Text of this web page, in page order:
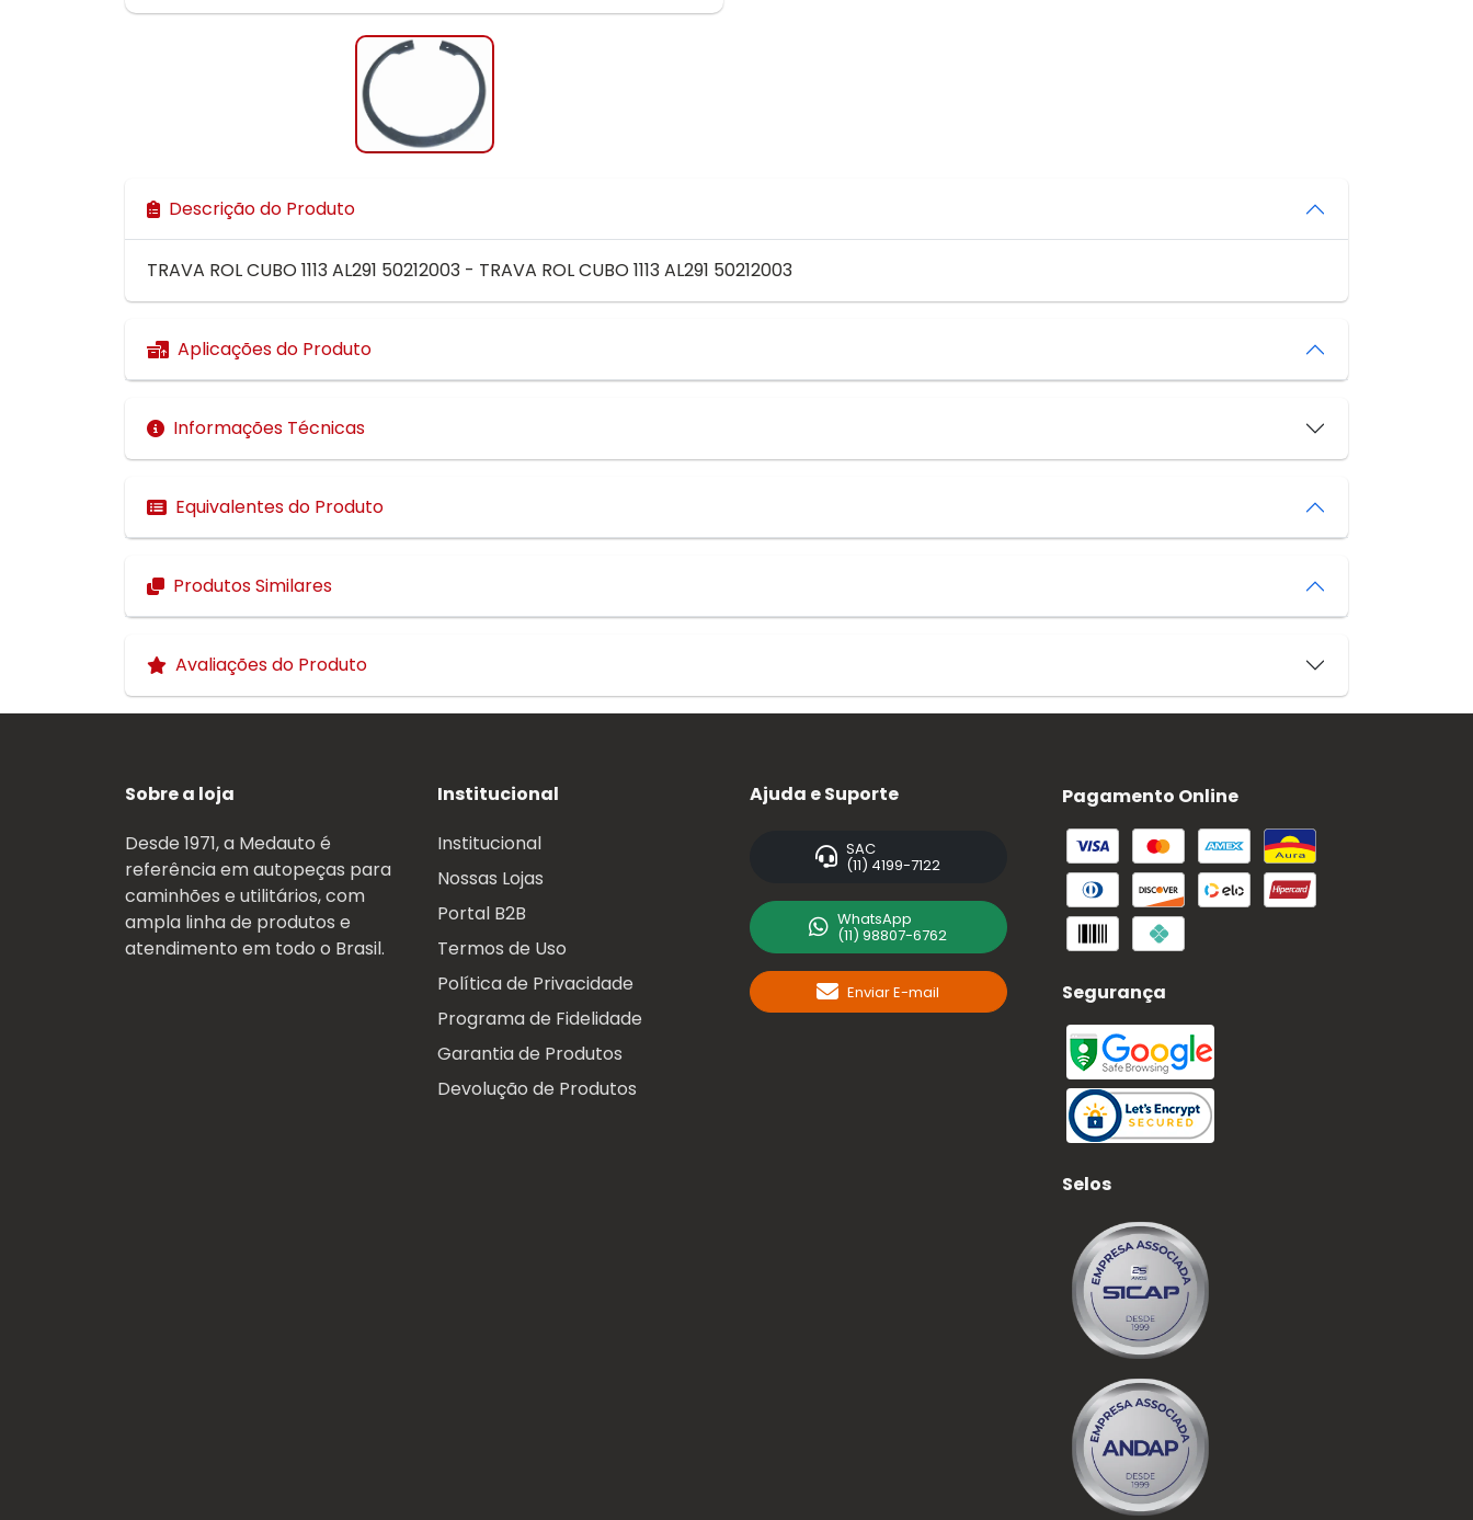
Descrição do Produto
TRAVA ROL CUBO 1113 AL291 50212003 - TRAVA ROL CUBO 1113 AL291 50212003
Aplicações do Produto
Informações Técnicas
Equivalentes do Produto
Produtos Similares
Avaliações do Produto
Sobre a loja
Desde 1971, a Medauto é
referência em autopeças para
caminhões e utilitários, com
ampla linha de produtos e
atendimento em todo o Brasil.
Institucional
Institucional
Nossas Lojas
Portal B2B
Termos de Uso
Política de Privacidade
Programa de Fidelidade
Garantia de Produtos
Devolução de Produtos
Ajuda e Suporte
SAC
(11) 4199-7122
WhatsApp
(11) 98807-6762
Enviar E-mail
Pagamento Online
Segurança
Selos